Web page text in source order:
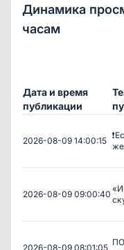
Динамика
часам
Дата и время
публикации
2026-08-09 14:00:15
2026-08-09 09:00:40
2026-08-09 08:01:05